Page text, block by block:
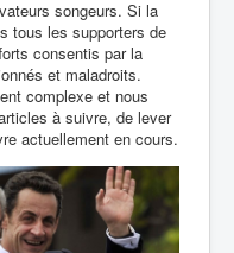
songeurs. Si la
tous les supporters de
consentis par la
et maladroits.
complexe et nous
à suivre, de lever
actuellement en cours.